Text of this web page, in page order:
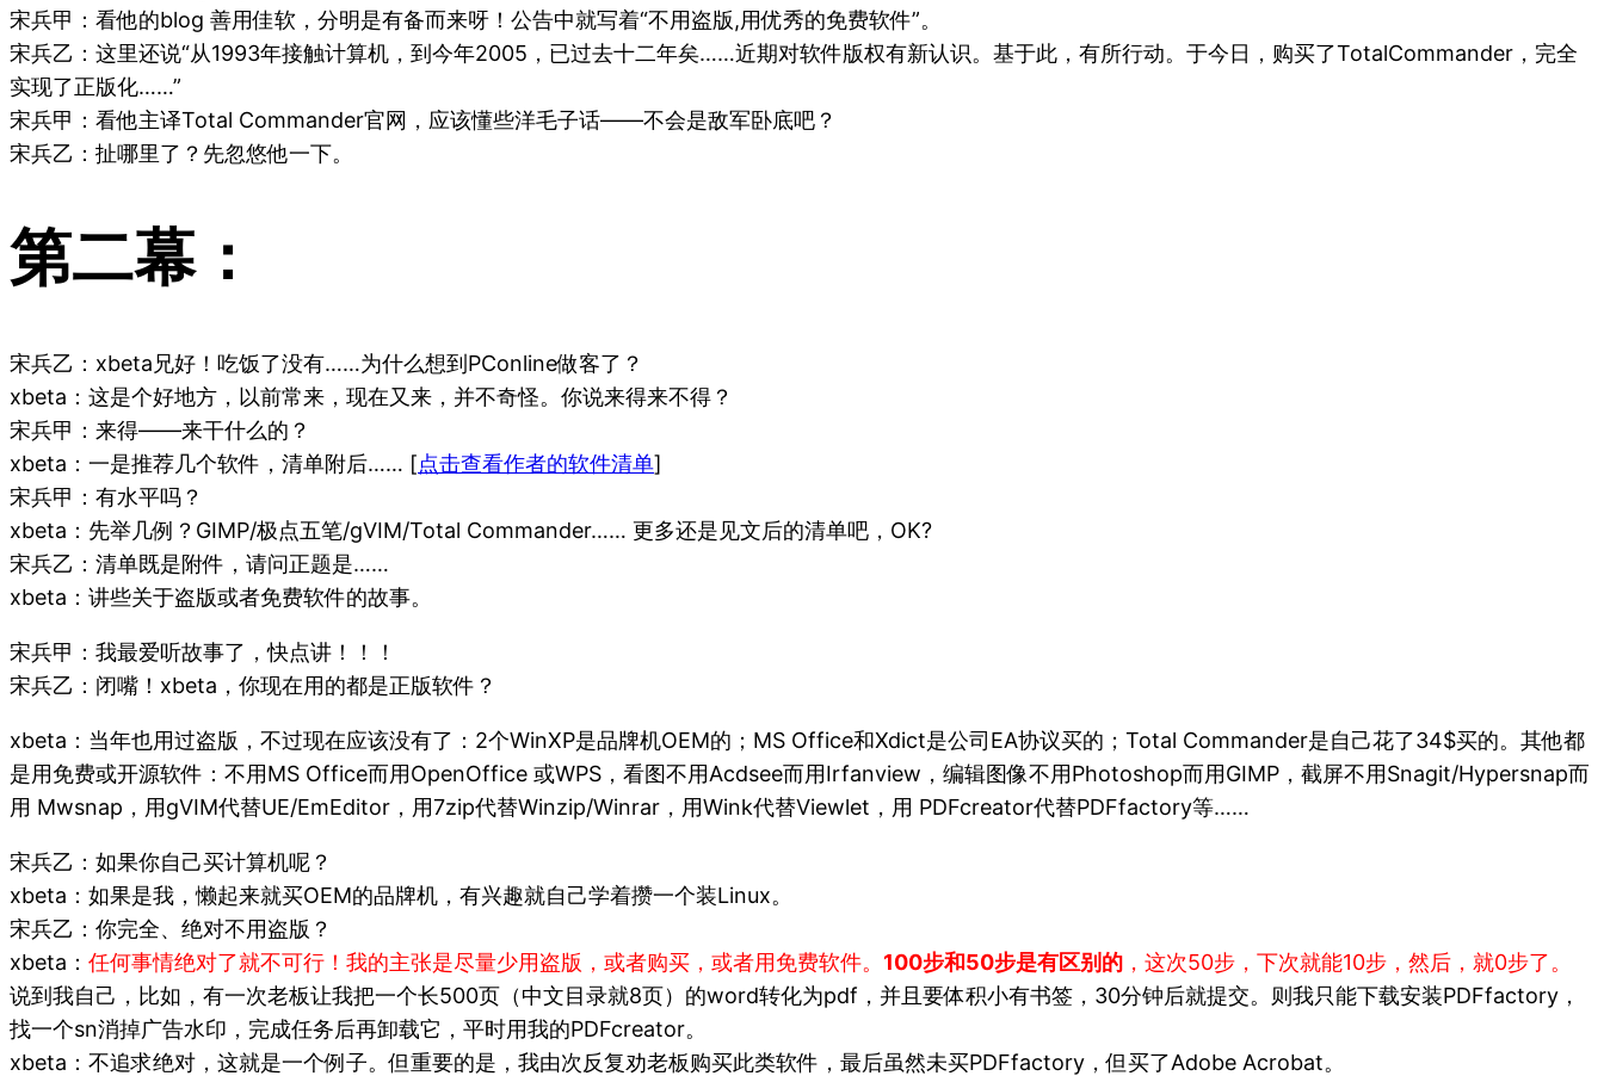
宋兵甲：看他的blog 善用佳软，分明是有备而来呀！公告中就写着“不用盗版,用优秀的免费软件”。
宋兵乙：这里还说“从1993年接触计算机，到今年2005，已过去十二年矣……近期对软件版权有新认识。基于此，有所行动。于今日，购买了TotalCommander，完全
实现了正版化……”
宋兵甲：看他主译Total Commander官网，应该懂些洋毛子话——不会是敌军卧底吧？
宋兵乙：扯哪里了？先忽悠他一下。
第二幕：
宋兵乙：xbeta兄好！吃饭了没有……为什么想到PConline做客了？
xbeta：这是个好地方，以前常来，现在又来，并不奇怪。你说来得来不得？
宋兵甲：来得——来干什么的？
xbeta：一是推荐几个软件，清单附后…… [点击查看作者的软件清单]
宋兵甲：有水平吗？
xbeta：先举几例？GIMP/极点五笔/gVIM/Total Commander…… 更多还是见文后的清单吧，OK?
宋兵乙：清单既是附件，请问正题是……
xbeta：讲些关于盗版或者免费软件的故事。
宋兵甲：我最爱听故事了，快点讲！！！
宋兵乙：闭嘴！xbeta，你现在用的都是正版软件？
xbeta：当年也用过盗版，不过现在应该没有了：2个WinXP是品牌机OEM的；MS Office和Xdict是公司EA协议买的；Total Commander是自己花了34$买的。其他都
是用免费或开源软件：不用MS Office而用OpenOffice 或WPS，看图不用Acdsee而用Irfanview，编辑图像不用Photoshop而用GIMP，截屏不用Snagit/Hypersnap而
用 Mwsnap，用gVIM代替UE/EmEditor，用7zip代替Winzip/Winrar，用Wink代替Viewlet，用 PDFcreator代替PDFfactory等……
宋兵乙：如果你自己买计算机呢？
xbeta：如果是我，懒起来就买OEM的品牌机，有兴趣就自己学着攒一个装Linux。
宋兵乙：你完全、绝对不用盗版？
xbeta： 任何事情绝对了就不可行！我的主张是尽量少用盗版，或者购买，或者用免费软件。 100步和50步是有区别的 ，这次50步，下次就能10步，然后，就0步了。
说到我自己，比如，有一次老板让我把一个长500页（中文目录就8页）的word转化为pdf，并且要体积小有书签，30分钟后就提交。则我只能下载安装PDFfactory，
找一个sn消掉广告水印，完成任务后再卸载它，平时用我的PDFcreator。
xbeta：不追求绝对，这就是一个例子。但重要的是，我由次反复劝老板购买此类软件，最后虽然未买PDFfactory，但买了Adobe Acrobat。